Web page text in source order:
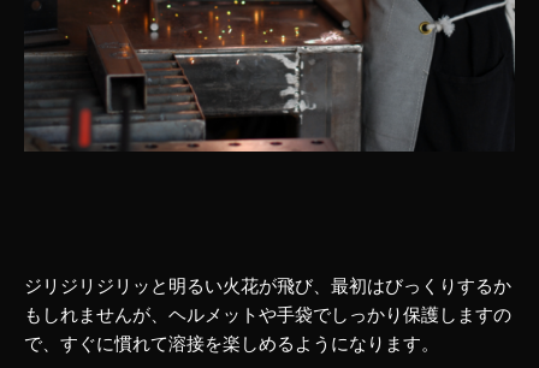
ジリジリジリッと明るい火花が飛び、最初はびっくりするか
もしれませんが、ヘルメットや手袋でしっかり保護しますの
で、すぐに慣れて溶接を楽しめるようになります。